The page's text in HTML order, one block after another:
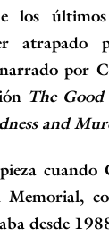
los
atrapado
por
The
and
cuando
desde